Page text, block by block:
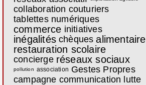
collaboration couturiers
tablettes numériques
commerce initiatives
inégalités chèques alimentaire
restauration scolaire
concierge réseaux sociaux
pollution association Gestes Propres
campagne communication lutte